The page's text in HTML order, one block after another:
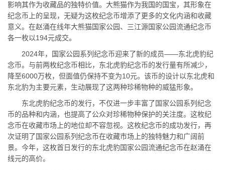
影响其作为收藏品的独特价值。大熊猫作为我国的国宝，其形象在
纪念币上的呈现，无疑为这枚纪念币增添了更多的文化内涵和收藏
意义。在赵涌在线年大熊猫国家公园、三江源国家公园流通纪念币
各一枚以194元成交。
2024年，国家公园系列纪念币迎来了新的成员——东北虎豹纪
念币。与前两枚纪念币相比，东北虎豹纪念币的发行量有所减少，
降至6000万枚，但面值仍保持不变为10元。该币的设计以东北虎和
东北豹为主要元素，生动展现了这两种珍稀物种的威猛形象。
东北虎豹纪念币的发行，不仅进一步丰富了国家公园系列纪念
币的品种和内涵，也提高了公众对珍稀物种保护的关注度。这枚纪
念币在收藏市场上的地位却不容忽视。这枚纪念币的成功发行，再
次证明了国家公园系列纪念币在收藏市场上的独特魅力和广阔前
景。今年，这枚首日发行的东北虎豹国家公园流通纪念币在赵涌在
线元的高价。